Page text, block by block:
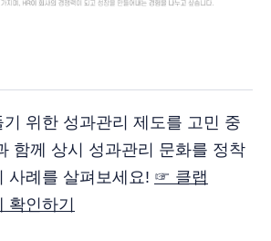
위한 성과관리 제도를 고민 중
함께 상시 성과관리 문화를 정착
사례를 살펴보세요! ☞ 클랩
확인하기